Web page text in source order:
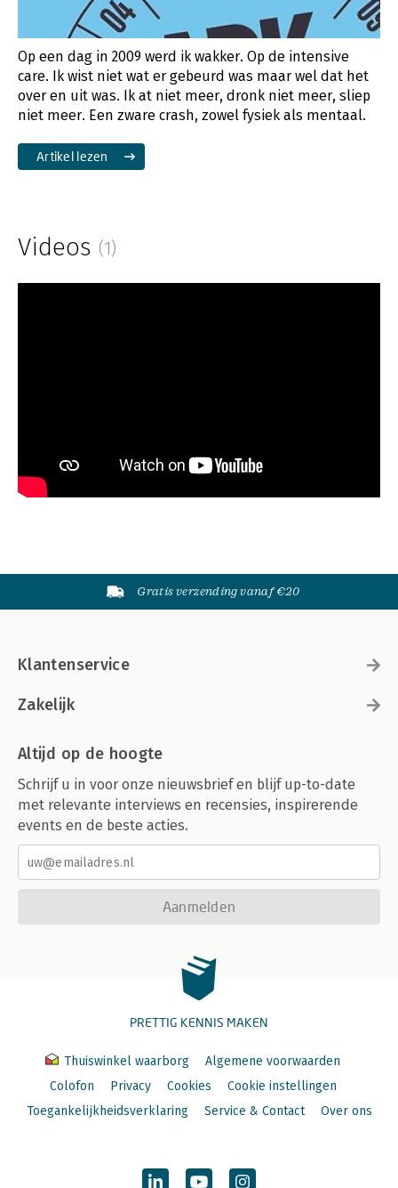
Op een dag in 2009 werd ik wakker. Op de intensive
care. Ik wist niet wat er gebeurd was maar wel dat het
over en uit was. Ik at niet meer, dronk niet meer, sliep
niet meer. Een zware crash, zowel fysiek als mentaal.
Artikel lezen
Videos (1)
Gratis verzending vanaf €20
Klantenservice
Zakelijk
Altijd op de hoogte
Schrijf u in voor onze nieuwsbrief en blijf up-to-date
met relevante interviews en recensies, inspirerende
events en de beste acties.
Aanmelden
PRETTIG KENNIS MAKEN
Thuiswinkel waarborg
Algemene voorwaarden
Colofon
Privacy Cookies
Cookie instellingen
Toegankelijkheidsverklaring
Service & Contact Over ons